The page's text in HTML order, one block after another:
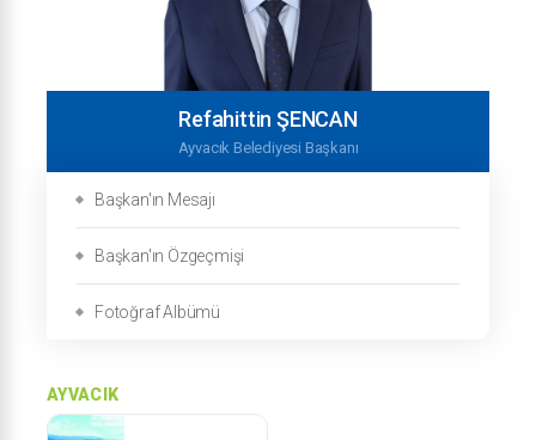
Refahittin ŞENCAN
Ayvacık Belediyesi Başkanı
Başkan'ın Mesajı
Başkan'ın Özgeçmişi
Fotoğraf Albümü
AYVACIK